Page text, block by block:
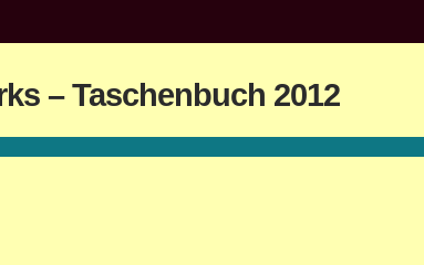
– Taschenbuch 2012